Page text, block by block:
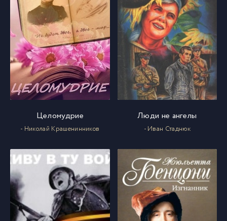
Целомудрие
- Николай Крашенинников
Люди не ангелы
- Иван Стаднюк